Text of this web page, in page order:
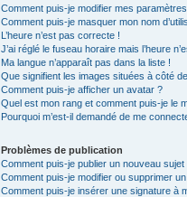
Comment puis-je modifier mes
Comment puis-je masquer mon nom
L’heure n’est pas correcte !
J’ai réglé le fuseau horaire mais l’heure
Ma langue n’apparaît pas dans la liste !
Que signifient les images situées à côté
Comment puis-je afficher un avatar ?
Quel est mon rang et comment puis-je le
Pourquoi m’est-il demandé de me
Problèmes de publication
Comment puis-je publier un nouveau
Comment puis-je modifier ou supprimer
Comment puis-je insérer une signature à